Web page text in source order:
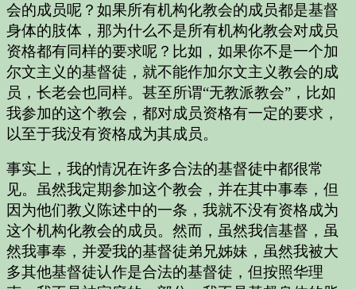
会的成员呢？如果所有机构化教会的成员都是基督
身体的肢体，那为什么不是所有机构化教会对成员
资格都有同样的要求呢？比如，如果你不是一个加
尔文主义的基督徒，就不能作加尔文主义教会的成
员，长老会也同样。甚至所谓“无教派教会”，比如
我参加的这个教会，都对成员资格有一定的要求，
以至于我没有资格成为其成员。
事实上，我的情况在许多合法的基督徒中都很常
见。虽然我定期参加这个教会，并在其中事奉，但
因为他们教义陈述中的一条，我就不没有资格成为
这个机构化教会的成员。然而，虽然我信基督，虽
然我事奉，并爱我的基督徒弟兄姊妹，虽然我被大
多其他基督徒认作是合法的基督徒，但按照华理